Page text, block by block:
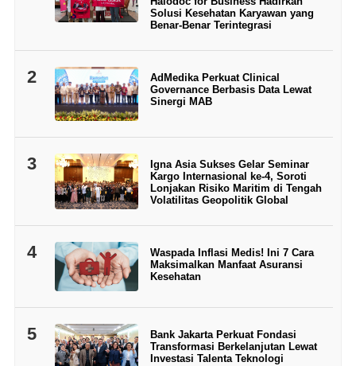
Solusi Kesehatan Karyawan yang
Benar-Benar Terintegrasi
2
AdMedika Perkuat Clinical
Governance Berbasis Data Lewat
Sinergi MAB
3
Igna Asia Sukses Gelar Seminar
Kargo Internasional ke-4, Soroti
Lonjakan Risiko Maritim di Tengah
Volatilitas Geopolitik Global
4
Waspada Inflasi Medis! Ini 7 Cara
Maksimalkan Manfaat Asuransi
Kesehatan
5
Bank Jakarta Perkuat Fondasi
Transformasi Berkelanjutan Lewat
Investasi Talenta Teknologi